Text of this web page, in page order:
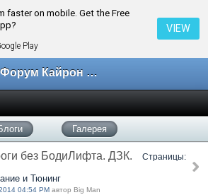
faster on mobile. Get the Free
Play
VIEW
Форум Кайрон клана
Галерея
без БодиЛифта. ДЗК.
Страницы:
и Тюнинг
04:54 PM автор Big Man